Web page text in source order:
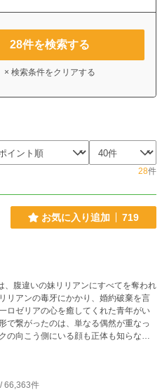
28件を検索する
× 検索条件をクリアする
28件
お気に入り追加 719
腹違いの妹リリアンにすべてを奪われ
リアンの毒牙にかかり、婚約破棄を言
ロゼリアの心を癒してくれた青年がい
で繋がったのは、単なる偶然が重なっ
の向こう側にいる顔も正体も知らない
うになり、青年はロゼリアの元へ会
したのは、ロゼリアからすべてを奪
いただけると嬉しいです。 宜しくお
66,363件